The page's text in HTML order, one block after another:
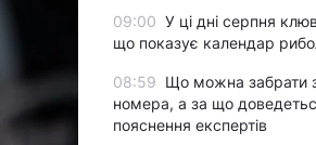
09:00 У ці дні серпня
що показує календар
08:59 Що можна забрати
номера, а за що
пояснення експертів